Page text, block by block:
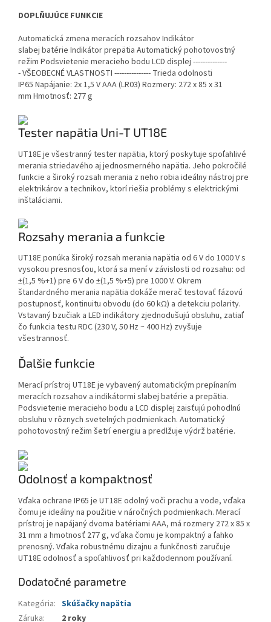
DOPLŇUJÚCE FUNKCIE
Automatická zmena meracích rozsahovIndikátor
slabej batérie Indikátor prepätia Automatický pohotovostný
režim Podsvietenie meracieho bodu LCD displej --------------
-VŠEOBECNÉ VLASTNOSTI --------------- Trieda odolnosti
IP65 Napájanie: 2x 1,5 V AAA (LR03) Rozmery: 272 x 85 x 31
mm Hmotnosť: 277 g
Tester napätia Uni-T UT18E
UT18E je všestranný tester napätia, ktorý poskytuje spoľahlivé
merania striedavého aj jednosmerného napätia. Jeho pokročilé
funkcie a široký rozsah merania z neho robia ideálny nástroj pre
elektrikárov a technikov, ktorí riešia problémy s elektrickými
inštaláciami.
Rozsahy merania a funkcie
UT18E ponúka široký rozsah merania napätia od 6 V do 1000 V s
vysokou presnosťou, ktorá sa mení v závislosti od rozsahu: od
±(1,5 %+1) pre 6 V do ±(1,5 %+5) pre 1000 V. Okrem
štandardného merania napätia dokáže merač testovať fázovú
postupnosť, kontinuitu obvodu (do 60 kΩ) a detekciu polarity.
Vstavaný bzučiak a LED indikátory zjednodušujú obsluhu, zatiaľ
čo funkcia testu RDC (230 V, 50 Hz ~ 400 Hz) zvyšuje
všestrannosť.
Ďalšie funkcie
Merací prístroj UT18E je vybavený automatickým prepínaním
meracích rozsahov a indikátormi slabej batérie a prepätia.
Podsvietenie meracieho bodu a LCD displej zaisťujú pohodlnú
obsluhu v rôznych svetelných podmienkach. Automatický
pohotovostný režim šetrí energiu a predlžuje výdrž batérie.
Odolnosť a kompaktnosť
Vďaka ochrane IP65 je UT18E odolný voči prachu a vode, vďaka
čomu je ideálny na použitie v náročných podmienkach. Merací
prístroj je napájaný dvoma batériami AAA, má rozmery 272 x 85 x
31 mm a hmotnosť 277 g, vďaka čomu je kompaktný a ľahko
prenosný. Vďaka robustnému dizajnu a funkčnosti zaručuje
UT18E odolnosť a spoľahlivosť pri každodennom používaní.
Dodatočné parametre
Kategória: Skúšačky napätia
Záruka: 2 roky